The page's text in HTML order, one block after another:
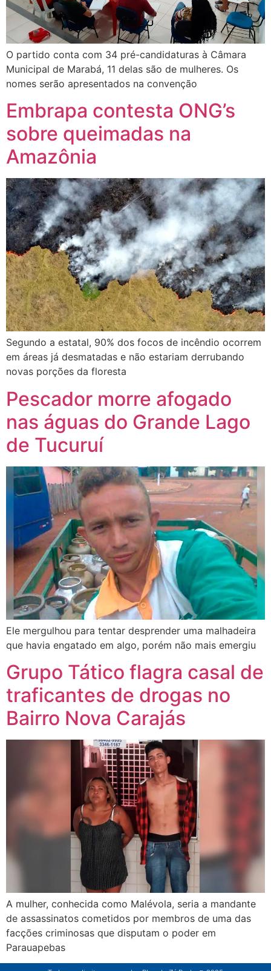
O partido conta com 34 pré-candidaturas à Câmara
Municipal de Marabá, 11 delas são de mulheres. Os
nomes serão apresentados na convenção
Embrapa contesta ONG’s
sobre queimadas na
Amazônia
Segundo a estatal, 90% dos focos de incêndio ocorrem
em áreas já desmatadas e não estariam derrubando
novas porções da floresta
Pescador morre afogado
nas águas do Grande Lago
de Tucuruí
Ele mergulhou para tentar desprender uma malhadeira
que havia engatado em algo, porém não mais emergiu
Grupo Tático flagra casal de
traficantes de drogas no
Bairro Nova Carajás
A mulher, conhecida como Malévola, seria a mandante
de assassinatos cometidos por membros de uma das
facções criminosas que disputam o poder em
Parauapebas